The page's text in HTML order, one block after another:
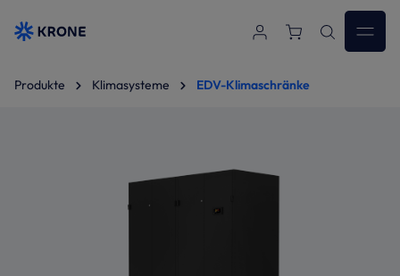
Zum Hauptinhalt springen
Produkte Klimasysteme EDV-Klimaschränke